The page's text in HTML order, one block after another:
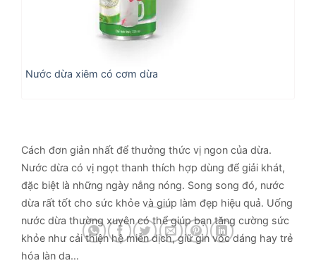
Nước dừa xiêm có cơm dừa
Cách đơn giản nhất để thưởng thức vị ngon của dừa.
Nước dừa có vị ngọt thanh thích hợp dùng để giải khát,
đặc biệt là những ngày nắng nóng. Song song đó, nước
dừa rất tốt cho sức khỏe và giúp làm đẹp hiệu quả. Uống
nước dừa thường xuyên có thể giúp bạn tăng cường sức
khỏe như cải thiện hệ miễn dịch, giữ gìn vóc dáng hay trẻ
hóa làn da…